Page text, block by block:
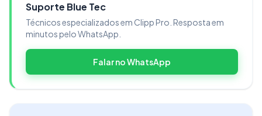
Suporte Blue Tec
Técnicos especializados em Clipp Pro. Resposta em
minutos pelo WhatsApp.
Falar no WhatsApp